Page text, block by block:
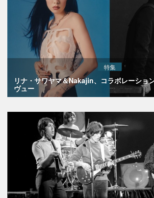
特集
リナ・サワヤマ＆Nakajin、コラボレーショ
ヴュー